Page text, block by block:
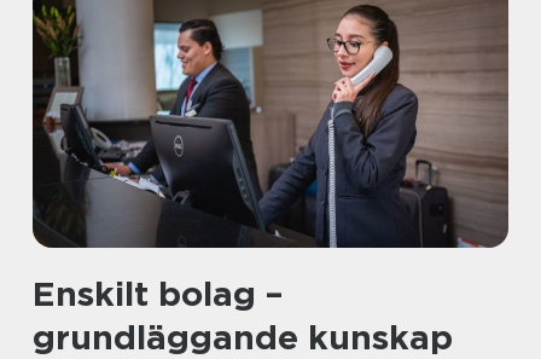
Enskilt bolag –
grundläggande kunskap